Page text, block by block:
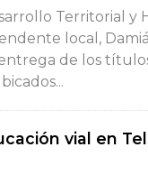
Territorial y
local,
de los
vial en